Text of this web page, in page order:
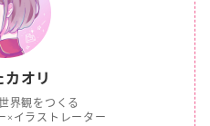
カオリ
界観をつくる
×イラストレーター